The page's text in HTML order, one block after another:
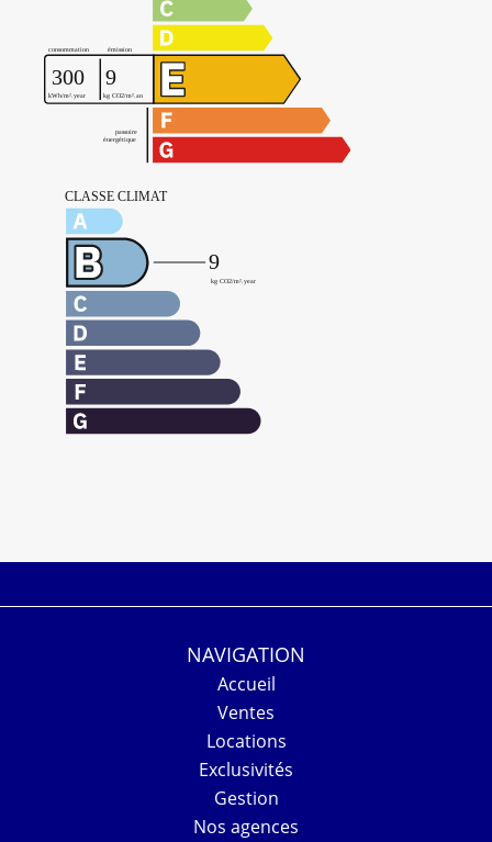
NAVIGATION
Accueil
Ventes
Locations
Exclusivités
Gestion
Nos agences